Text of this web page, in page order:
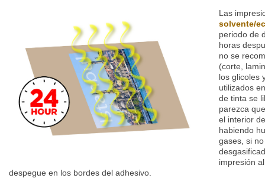
Las
solvente/
periodo de
horas
no se
(corte,
los glicoles
utilizados
de tinta se
parezca
el interior
habiendo
gases, si
impresión
despegue en los bordes del adhesivo.